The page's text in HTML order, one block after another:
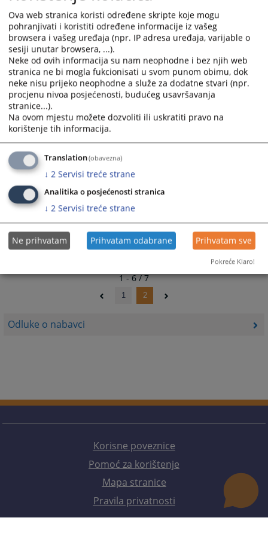
Odluke o nabavci
and
select
a
date.
Press
the
question
mark
key
to
get
the
keyboard
shortcuts
for
changing
dates.
and
select
a
date.
Press
the
question
mark
key
to
get
the
shortcuts
for
changing
dates.
20.10.2022.
Odluka o izboru najpovoljnijeg ponuđača - nabavka
putničkog automobila
29.09.2022.
Odluka o pokretanju nabavke zamjenskih baterija TriPower
X33HE 100kVA za UPS sistem sa ugradnjom
28.09.2022.
Odluka o pokretanju nabavke putničkog motornog vozila
23.09.2021.
Odluka o pokretanju nabavke putničkog vozila
1 - 6 / 7
1 2
Korisne poveznice
Pomoć za korištenje
Mapa stranice
Pravila privatnosti
Ova web stranica koristi određene skripte koje mogu
pohranjivati i koristiti određene informacije iz vašeg
browsera i vašeg uređaja (npr. IP adresa uređaja, varijable o
sesiji unutar browsera, ...).
Neke od ovih informacija su nam neophodne i bez njih web
stranica ne bi mogla fukcionisati u svom punom obimu, dok
neke nisu prijeko neophodne a služe za dodatne stvari (npr.
procjenu nivoa posjećenosti, budućeg usavršavanja
stranice...).
Na ovom mjestu možete dozvoliti ili uskratiti pravo na
korištenje tih informacija.
Translation(obavezna)
↓ 2 Servisi treće strane
Analitika o posjećenosti stranica
↓ 2 Servisi treće strane
Ne prihvatam Prihvatam odabrane Prihvatam sve
Pokreće Klaro!